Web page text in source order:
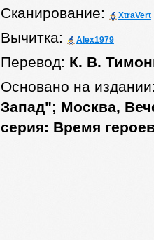
Сканирование:
XtraVert
Вычитка: Alex1979
Перевод: К. В.
Основано на
Запад"; Москва,
серия: Время